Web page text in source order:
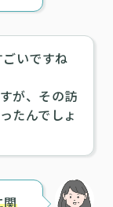
いですね
が、その訪
たんでしょ
関